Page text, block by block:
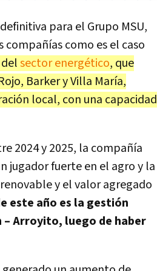
para el Grupo MSU,
compañías como es el caso
sector energético, que
Barker y Villa María,
local, con una capacidad
2024 y 2025, la compañía
jugador fuerte en el agro y la
y el valor agregado
este año es la gestión
Arroyito, luego de haber